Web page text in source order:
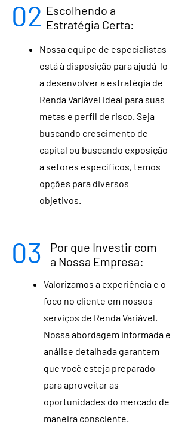
02 Escolhendo a
Estratégia Certa:
Nossa equipe de especialistas
está à disposição para ajudá-lo
a desenvolver a estratégia de
Renda Variável ideal para suas
metas e perfil de risco. Seja
buscando crescimento de
capital ou buscando exposição
a setores específicos, temos
opções para diversos
objetivos.
03
Por que Investir com
a Nossa Empresa:
Valorizamos a experiência e o
foco no cliente em nossos
serviços de Renda Variável.
Nossa abordagem informada e
análise detalhada garantem
que você esteja preparado
para aproveitar as
oportunidades do mercado de
maneira consciente.